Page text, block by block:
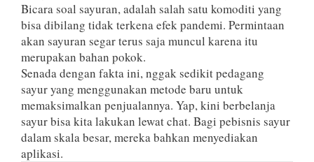
Bicara soal sayuran, adalah salah satu komoditi yang
bisa dibilang tidak terkena efek pandemi. Permintaan
akan sayuran segar terus saja muncul karena itu
merupakan bahan pokok.
Senada dengan fakta ini, nggak sedikit pedagang
sayur yang menggunakan metode baru untuk
memaksimalkan penjualannya. Yap, kini berbelanja
sayur bisa kita lakukan lewat chat. Bagi pebisnis sayur
dalam skala besar, mereka bahkan menyediakan
aplikasi.